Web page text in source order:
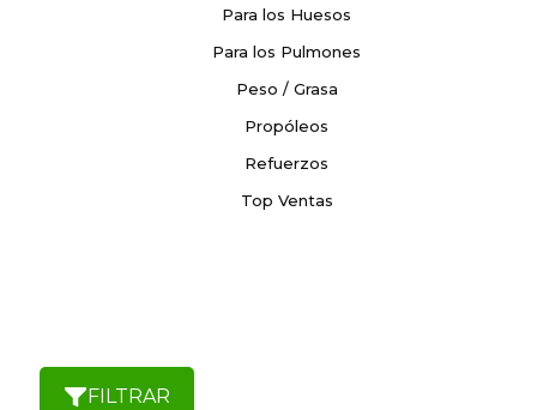
FILTRAR
Para los Huesos
Para los Pulmones
Peso / Grasa
Propóleos
Refuerzos
Top Ventas